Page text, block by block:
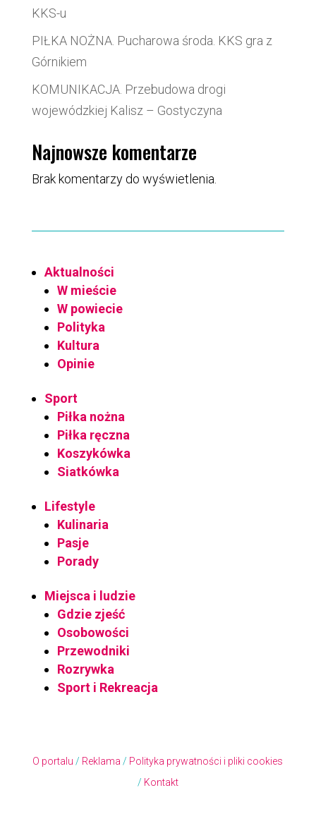
KKS-u
PIŁKA NOŻNA. Pucharowa środa. KKS gra z
Górnikiem
KOMUNIKACJA. Przebudowa drogi
wojewódzkiej Kalisz – Gostyczyna
Najnowsze komentarze
Brak komentarzy do wyświetlenia.
Aktualności
W mieście
W powiecie
Polityka
Kultura
Opinie
Sport
Piłka nożna
Piłka ręczna
Koszykówka
Siatkówka
Lifestyle
Kulinaria
Pasje
Porady
Miejsca i ludzie
Gdzie zjeść
Osobowości
Przewodniki
Rozrywka
Sport i Rekreacja
O portalu / Reklama / Polityka prywatności i pliki cookies
/ Kontakt